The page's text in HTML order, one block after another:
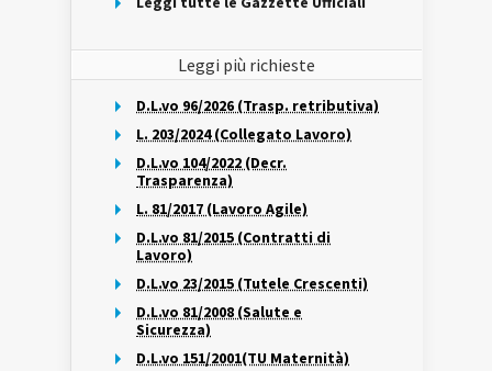
Leggi più richieste
D.L.vo 96/2026 (Trasp. retributiva)
L. 203/2024 (Collegato Lavoro)
D.L.vo 104/2022 (Decr.
Trasparenza)
L. 81/2017 (Lavoro Agile)
D.L.vo 81/2015 (Contratti di
Lavoro)
D.L.vo 23/2015 (Tutele Crescenti)
D.L.vo 81/2008 (Salute e
Sicurezza)
D.L.vo 151/2001(TU Maternità)